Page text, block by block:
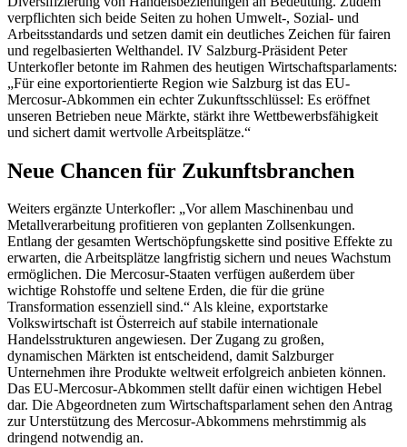
verpflichten sich beide Seiten zu hohen Umwelt-, Sozial- und
Arbeitsstandards und setzen damit ein deutliches Zeichen für fairen
und regelbasierten Welthandel. IV Salzburg-Präsident Peter
Unterkofler betonte im Rahmen des heutigen Wirtschaftsparlaments:
„Für eine exportorientierte Region wie Salzburg ist das EU-
Mercosur-Abkommen ein echter Zukunftsschlüssel: Es eröffnet
unseren Betrieben neue Märkte, stärkt ihre Wettbewerbsfähigkeit
und sichert damit wertvolle Arbeitsplätze.“
Neue Chancen für Zukunftsbranchen
Weiters ergänzte Unterkofler: „Vor allem Maschinenbau und
Metallverarbeitung profitieren von geplanten Zollsenkungen.
Entlang der gesamten Wertschöpfungskette sind positive Effekte zu
erwarten, die Arbeitsplätze langfristig sichern und neues Wachstum
ermöglichen. Die Mercosur-Staaten verfügen außerdem über
wichtige Rohstoffe und seltene Erden, die für die grüne
Transformation essenziell sind.“ Als kleine, exportstarke
Volkswirtschaft ist Österreich auf stabile internationale
Handelsstrukturen angewiesen. Der Zugang zu großen,
dynamischen Märkten ist entscheidend, damit Salzburger
Unternehmen ihre Produkte weltweit erfolgreich anbieten können.
Das EU-Mercosur-Abkommen stellt dafür einen wichtigen Hebel
dar. Die Abgeordneten zum Wirtschaftsparlament sehen den Antrag
zur Unterstützung des Mercosur-Abkommens mehrstimmig als
dringend notwendig an.